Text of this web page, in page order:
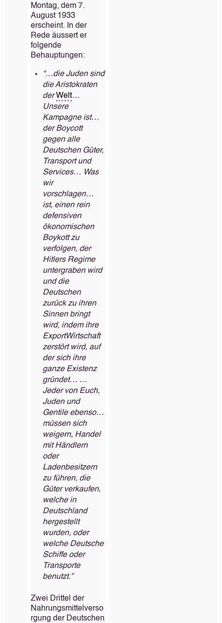
Montag, dem 7.
August 1933
erscheint. In der
Rede äussert er
folgende
Behauptungen:
“…die Juden sind
die Aristokraten
derWelt…
Unsere
Kampagne ist…
der Boycott
gegen alle
Deutschen Güter,
Transport und
Services… Was
wir
vorschlagen…
ist, einen rein
defensiven
ökonomischen
Boykott zu
verfolgen, der
Hitlers Regime
untergraben wird
und die
Deutschen
zurück zu ihren
Sinnen bringt
wird, indem ihre
Export­Wirtschaft
zerstört wird, auf
der sich ihre
ganze Existenz
gründet… …
Jeder von Euch,
Juden und
Gentile ebenso…
müssen sich
weigern, Handel
mit Händlern
oder
Ladenbesitzern
zu führen, die
Güter verkaufen,
welche in
Deutschland
hergestellt
wurden, oder
welche Deutsche
Schiffe oder
Transporte
benutzt.”
Zwei Drittel der
Nahrungsmittelverso
rgung der Deutschen